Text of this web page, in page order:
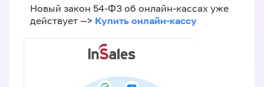
Новый закон 54-ФЗ об онлайн-кассах уже
действует —> Купить онлайн-кассу